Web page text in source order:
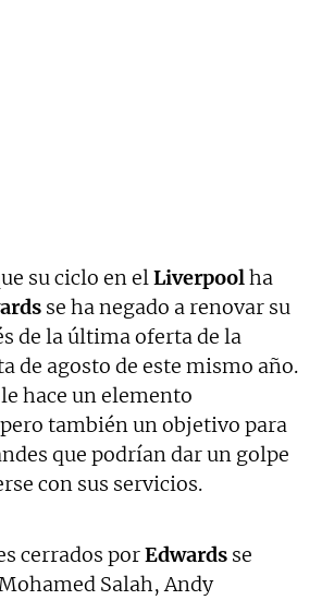
su ciclo en elLiverpoolha
se ha negado a renovar su
de la última oferta de la
de agosto de este mismo año.
hace un elemento
también un objetivo para
que podrían dar un golpe
con sus servicios.
cerrados porEdwards se
Salah, Andy